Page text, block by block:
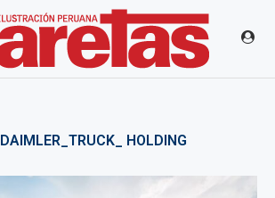
DAIMLER_TRUCK_ HOLDING